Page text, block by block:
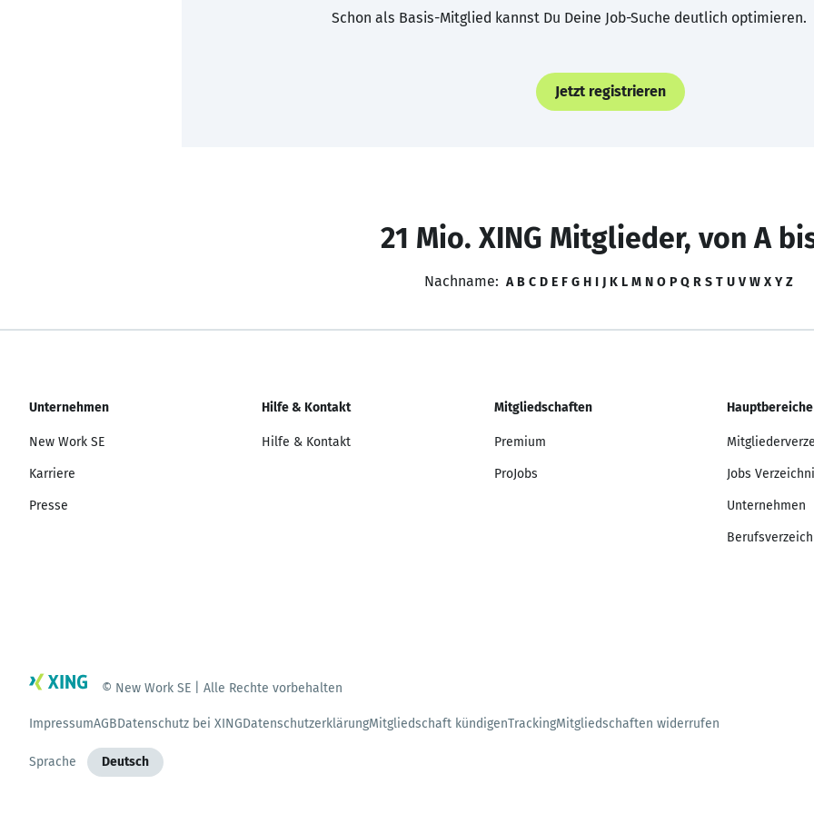
Schon als Basis-Mitglied kannst Du Deine Job-Suche deutlich optimieren.
Jetzt registrieren
21 Mio. XING Mitglieder, von A
Nachname: A B C D E F G H I J K L M N O P Q R S T U V W X Y Z
Unternehmen
New Work SE
Karriere
Presse
Hilfe & Kontakt
Hilfe & Kontakt
Mitgliedschaften
Premium
ProJobs
Hauptbereiche
Jobs
Unternehmen
© New Work SE | Alle Rechte vorbehalten
ImpressumAGBDatenschutz bei XINGDatenschutzerklärungMitgliedschaft kündigenTrackingMitgliedschaften widerrufen
Sprache Deutsch